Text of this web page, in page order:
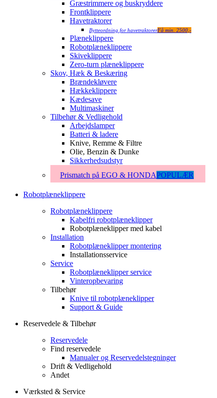
Græstrimmere og buskryddere
Frontklippere
Havetraktorer
Bytteordning for havetraktorerFå min. 2500,-
Plæneklippere
Robotplæneklippere
Skiveklippere
Zero-turn plæneklippere
Skov, Hæk & Beskæring
Brændekløvere
Hækkeklippere
Kædesave
Multimaskiner
Tilbehør & Vedligehold
Arbejdslamper
Batteri & ladere
Knive, Remme & Filtre
Olie, Benzin & Dunke
Sikkerhedsudstyr
Prismatch på EGO & HONDAPOPULÆR
Robotplæneklippere
Robotplæneklippere
Kabelfri robotplæneklipper
Robotplæneklipper med kabel
Installation
Robotplæneklipper montering
Installationsservice
Service
Robotplæneklipper service
Vinteropbevaring
Tilbehør
Knive til robotplæneklipper
Support & Guide
Reservedele & Tilbehør
Reservedele
Find reservedele
Manualer og Reservedelstegninger
Drift & Vedligehold
Andet
Værksted & Service